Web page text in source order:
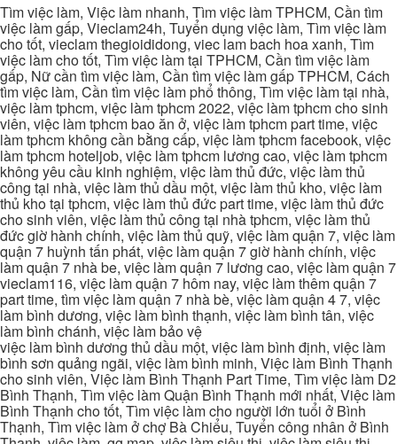
Tìm việc làm, Việc làm nhanh, Tìm việc làm TPHCM, Cần tìm
việc làm gấp, Vieclam24h, Tuyển dụng việc làm, Tìm việc làm
cho tốt, vieclam thegioididong, viec lam bach hoa xanh, Tìm
việc làm cho tốt, Tìm việc làm tại TPHCM, Cần tìm việc làm
gấp, Nữ cần tìm việc làm, Cần tìm việc làm gấp TPHCM, Cách
tìm việc làm, Cần tìm việc làm phổ thông, Tìm việc làm tại nhà,
việc làm tphcm, việc làm tphcm 2022, việc làm tphcm cho sinh
viên, việc làm tphcm bao ăn ở, việc làm tphcm part time, việc
làm tphcm không cần bằng cấp, việc làm tphcm facebook, việc
làm tphcm hoteljob, việc làm tphcm lương cao, việc làm tphcm
không yêu cầu kinh nghiệm, việc làm thủ đức, việc làm thủ
công tại nhà, việc làm thủ dầu một, việc làm thủ kho, việc làm
thủ kho tại tphcm, việc làm thủ đức part time, việc làm thủ đức
cho sinh viên, việc làm thủ công tại nhà tphcm, việc làm thủ
đức giờ hành chính, việc làm thủ quỹ, việc làm quận 7, việc làm
quận 7 huỳnh tấn phát, việc làm quận 7 giờ hành chính, việc
làm quận 7 nhà be, việc làm quận 7 lương cao, việc làm quận 7
vieclam116, việc làm quận 7 hôm nay, việc làm thêm quận 7
part time, tìm việc làm quận 7 nhà bè, việc làm quận 4 7, việc
làm bình dương, việc làm bình thạnh, việc làm bình tân, việc
làm bình chánh, việc làm bảo vệ
việc làm bình dương thủ dầu một, việc làm bình định, việc làm
bình sơn quảng ngãi, việc làm bình minh, Việc làm Bình Thạnh
cho sinh viên, Việc làm Bình Thạnh Part Time, Tìm việc làm D2
Bình Thạnh, Tìm việc làm Quận Bình Thạnh mới nhất, Việc làm
Bình Thạnh cho tốt, Tìm việc làm cho người lớn tuổi ở Bình
Thạnh, Tìm việc làm ở chợ Bà Chiểu, Tuyển công nhân ở Bình